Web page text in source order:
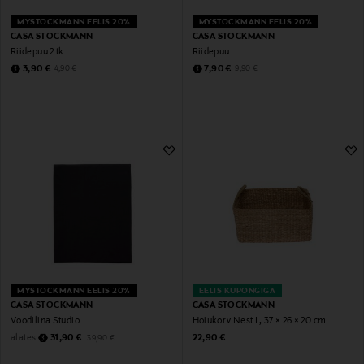
MYSTOCKMANN EELIS 20%
CASA STOCKMANN
Riidepuu 2 tk
Discounted Price
3,90 € Original Price
4,90 €
MYSTOCKMANN EELIS 20%
CASA STOCKMANN
Riidepuu
Discounted Price
7,90 € Original Price
9,90 €
MYSTOCKMANN EELIS 20%
CASA STOCKMANN
Voodilina Studio
alates
Discounted Price
31,90 € Original Price
39,90 €
EELIS KUPONGIGA
CASA STOCKMANN
Hoiukorv Nest L, 37 × 26 × 20 cm
Original Price
22,90 €